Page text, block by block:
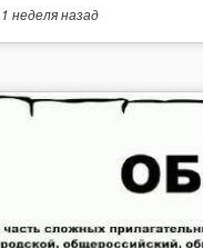
1 неделяназад